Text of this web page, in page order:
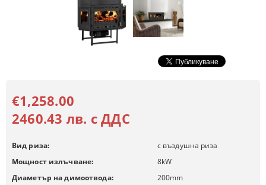
€1,258.00
2460.43 лв. с ДДС
Вид риза:
с въздушна риза
Мощност излъчване:
8kW
Диаметър на димоотвода:
200mm